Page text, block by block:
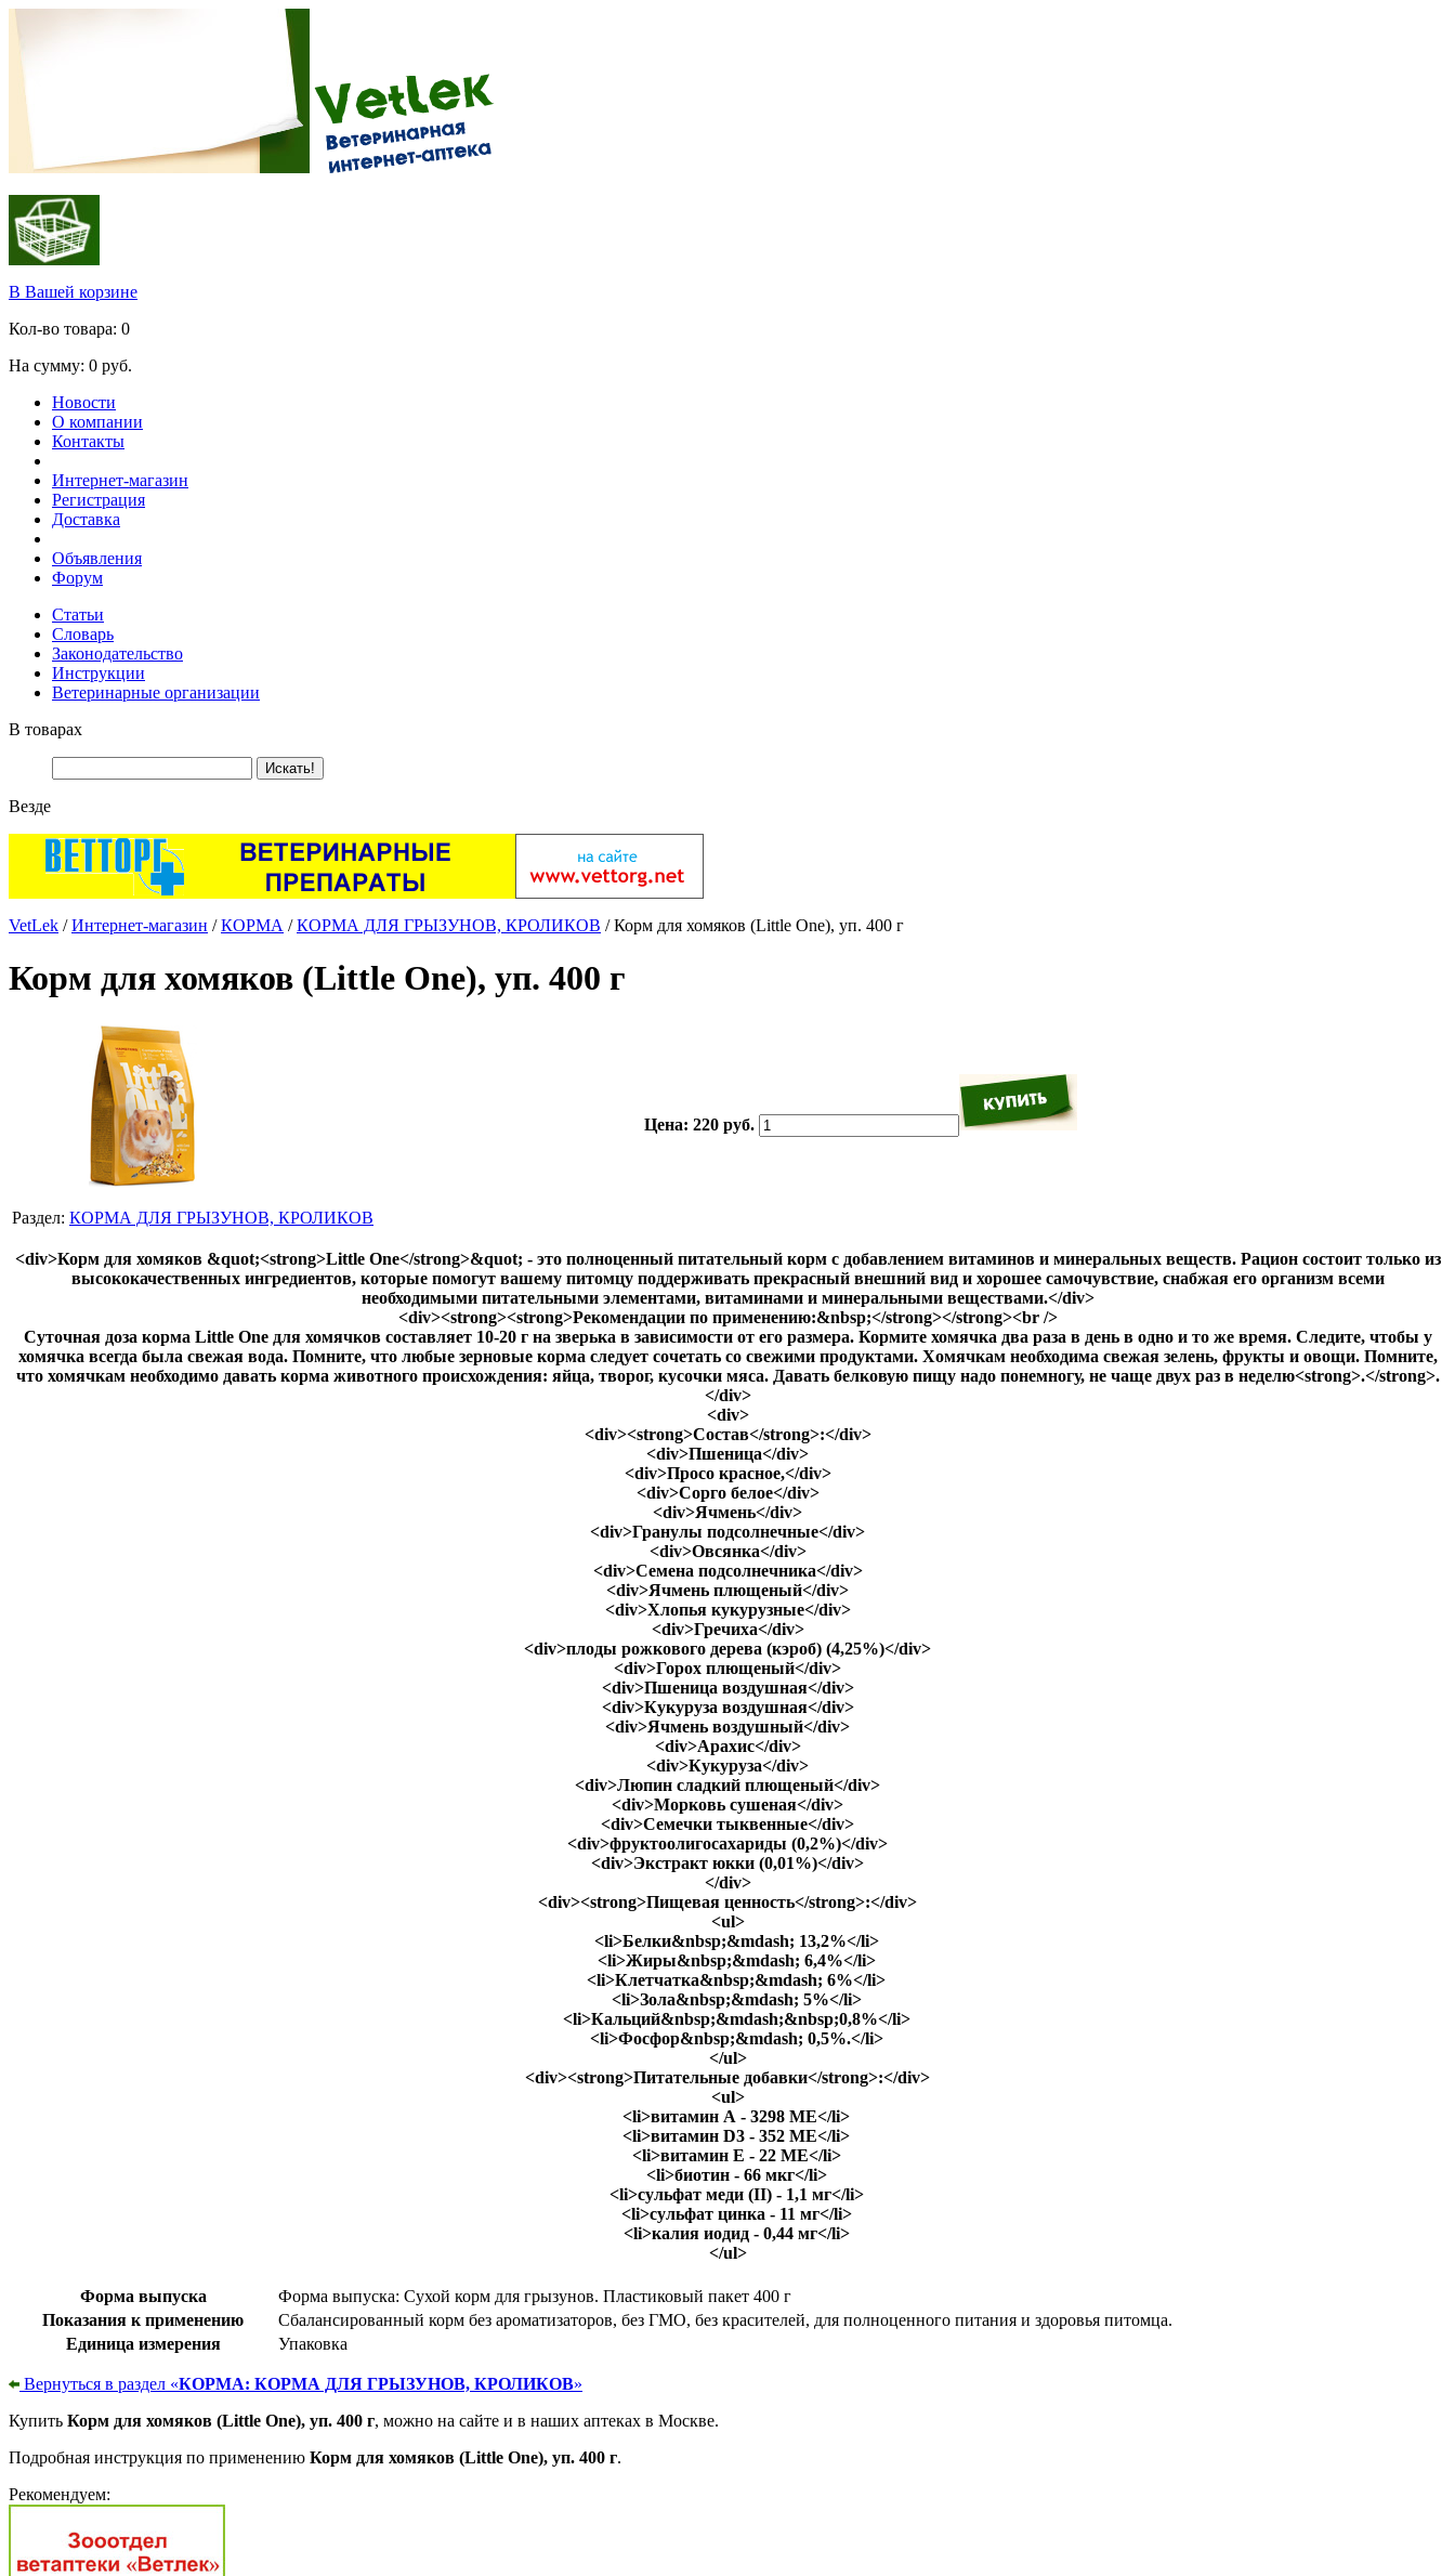
В Вашей корзине
Кол-во товара: 0
На сумму: 0 руб.
Новости
О компании
Контакты
Интернет-магазин
Регистрация
Доставка
Объявления
Форум
Статьи
Словарь
Законодательство
Инструкции
Ветеринарные организации
В товарах
Везде
VetLek /Интернет-магазин /КОРМА /КОРМА ДЛЯ ГРЫЗУНОВ, КРОЛИКОВ / Корм для хомяков (Little One), уп. 400 г
Корм для хомяков (Little One), уп. 400 г
Цена: 220 руб.
Раздел: КОРМА ДЛЯ ГРЫЗУНОВ, КРОЛИКОВ
<div>Корм для хомяков &quot;<strong>Little One</strong>&quot; - это полноценный питательный корм с добавлением витаминов и минеральных веществ. Рацион состоит только из
высококачественных ингредиентов, которые помогут вашему питомцу поддерживать прекрасный внешний вид и хорошее самочувствие, снабжая его организм всеми
необходимыми питательными элементами, витаминами и минеральными веществами.</div>
<div><strong><strong>Рекомендации по применению:&nbsp;</strong></strong><br />
Суточная доза корма Little One для хомячков составляет 10-20 г на зверька в зависимости от его размера. Кормите хомячка два раза в день в одно и то же время. Следите, чтобы у
хомячка всегда была свежая вода. Помните, что любые зерновые корма следует сочетать со свежими продуктами. Хомячкам необходима свежая зелень, фрукты и овощи. Помните,
что хомячкам необходимо давать корма животного происхождения: яйца, творог, кусочки мяса. Давать белковую пищу надо понемногу, не чаще двух раз в неделю<strong>.</strong>.
</div>
<div>
<div><strong>Состав</strong>:</div>
<div>Пшеница</div>
<div>Просо красное,</div>
<div>Сорго белое</div>
<div>Ячмень</div>
<div>Гранулы подсолнечные</div>
<div>Овсянка</div>
<div>Семена подсолнечника</div>
<div>Ячмень плющеный</div>
<div>Хлопья кукурузные</div>
<div>Гречиха</div>
<div>плоды рожкового дерева (кэроб) (4,25%)</div>
<div>Горох плющеный</div>
<div>Пшеница воздушная</div>
<div>Кукуруза воздушная</div>
<div>Ячмень воздушный</div>
<div>Арахис</div>
<div>Кукуруза</div>
<div>Люпин сладкий плющеный</div>
<div>Морковь сушеная</div>
<div>Семечки тыквенные</div>
<div>фруктоолигосахариды (0,2%)</div>
<div>Экстракт юкки (0,01%)</div>
</div>
<div><strong>Пищевая ценность</strong>:</div>
<ul>
<li>Белки&nbsp;&mdash; 13,2%</li>
<li>Жиры&nbsp;&mdash; 6,4%</li>
<li>Клетчатка&nbsp;&mdash; 6%</li>
<li>Зола&nbsp;&mdash; 5%</li>
<li>Кальций&nbsp;&mdash;&nbsp;0,8%</li>
<li>Фосфор&nbsp;&mdash; 0,5%.</li>
</ul>
<div><strong>Питательные добавки</strong>:</div>
<ul>
<li>витамин А - 3298 МЕ</li>
<li>витамин D3 - 352 МЕ</li>
<li>витамин Е - 22 МЕ</li>
<li>биотин - 66 мкг</li>
<li>сульфат меди (II) - 1,1 мг</li>
<li>сульфат цинка - 11 мг</li>
<li>калия иодид - 0,44 мг</li>
</ul>
Форма выпуска
Форма выпуска: Сухой корм для грызунов. Пластиковый пакет 400 г
Показания к применению
Сбалансированный корм без ароматизаторов, без ГМО, без красителей, для полноценного питания и здоровья питомца.
Единица измерения
Упаковка
Вернуться в раздел «КОРМА: КОРМА ДЛЯ ГРЫЗУНОВ, КРОЛИКОВ»
Купить Корм для хомяков (Little One), уп. 400 г, можно на сайте и в наших аптеках в Москве.
Подробная инструкция по применению Корм для хомяков (Little One), уп. 400 г.
Рекомендуем: